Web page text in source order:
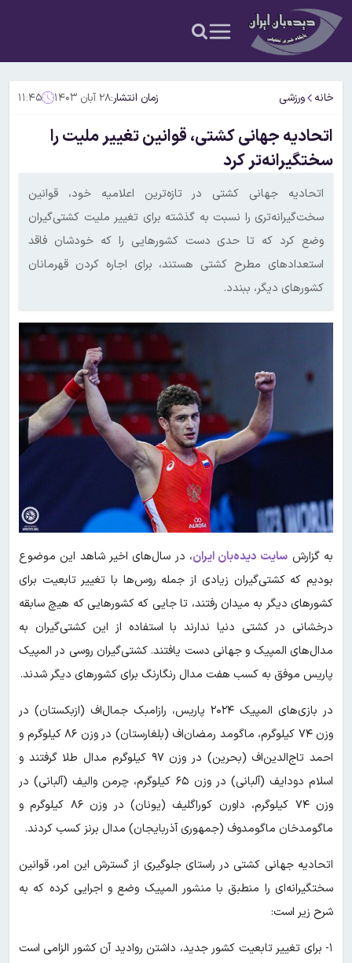
خانه ورزشی زمان انتشار:۲۸ آبان ۱۴۰۳ ۱۱:۴۵
اتحادیه جهانی کشتی، قوانین تغییر ملیت را
سختگیرانه‌تر کرد
اتحادیه جهانی کشتی در تازه‌ترین اعلامیه خود، قوانین
سخت‌گیرانه‌‌تری را نسبت به گذشته برای تغییر ملیت کشتی‌گیران
وضع کرد که تا حدی دست کشورهایی را که خودشان فاقد
استعدادهای مطرح کشتی هستند، برای اجاره کردن قهرمانان
کشورهای دیگر، ببندد.
به گزارش سایت دیده‌بان ایران، در سال‌های اخیر شاهد این موضوع
بودیم که کشتی‌گیران زیادی از جمله روس‌ها با تغییر تابعیت برای
کشورهای دیگر به میدان رفتند، تا جایی که کشورهایی که هیچ سابقه
درخشانی در کشتی دنیا ندارند با استفاده از این کشتی‌گیران به
مدال‌های المپیک و جهانی دست یافتند. کشتی‌گیران روسی در المپیک
پاریس موفق به کسب هفت مدال رنگارنگ برای کشورهای دیگر شدند.
در بازی‌های المپیک ۲۰۲۴ پاریس، رازامبک جمال‌اف (ازبکستان) در
وزن ۷۴ کیلوگرم، ماگومد رمضان‌اف (بلغارستان) در وزن ۸۶ کیلوگرم و
احمد تاج‌الدین‌اف (بحرین) در وزن ۹۷ کیلوگرم مدال طلا گرفتند و
اسلام دودایف (آلبانی) در وزن ۶۵ کیلوگرم، چرمن والیف (آلبانی) در
وزن ۷۴ کیلوگرم، داورن کوراگلیف (یونان) در وزن ۸۶ کیلوگرم و
ماگومدخان ماگومدوف (جمهوری آذربایجان) مدال برنز کسب کردند.
اتحادیه جهانی کشتی در راستای جلوگیری از گسترش این امر، قوانین
سختگیرانه‌ای را منطبق با منشور المپیک وضع و اجرایی کرده که به
شرح زیر است:
۱- برای تغییر تابعیت کشور جدید، داشتن روادید آن کشور الزامی است